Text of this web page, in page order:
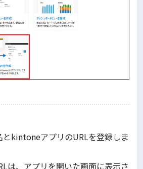
とkintoneアプリのURLを登録しま
は、アプリを開いた画面に表示さ